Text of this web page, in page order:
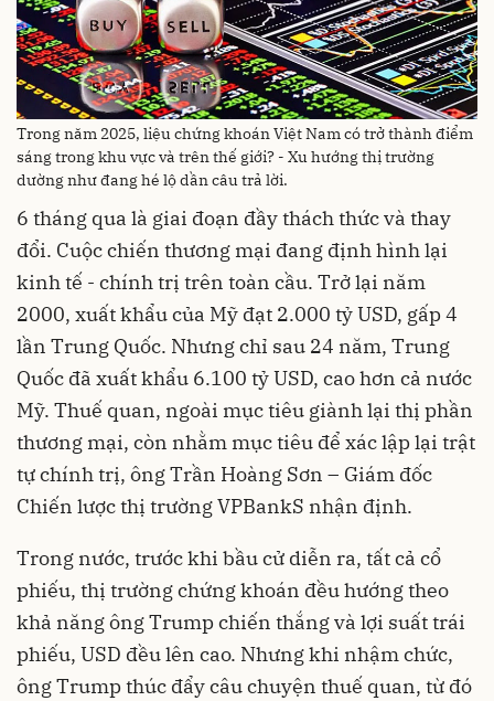
Trong năm 2025, liệu chứng khoán Việt Nam có trở thành điểm
sáng trong khu vực và trên thế giới? - Xu hướng thị trường
dường như đang hé lộ dần câu trả lời.
6 tháng qua là giai đoạn đầy thách thức và thay
đổi. Cuộc chiến thương mại đang định hình lại
kinh tế - chính trị trên toàn cầu. Trở lại năm
2000, xuất khẩu của Mỹ đạt 2.000 tỷ USD, gấp 4
lần Trung Quốc. Nhưng chỉ sau 24 năm, Trung
Quốc đã xuất khẩu 6.100 tỷ USD, cao hơn cả nước
Mỹ. Thuế quan, ngoài mục tiêu giành lại thị phần
thương mại, còn nhằm mục tiêu để xác lập lại trật
tự chính trị, ông Trần Hoàng Sơn – Giám đốc
Chiến lược thị trường VPBankS nhận định.
Trong nước, trước khi bầu cử diễn ra, tất cả cổ
phiếu, thị trường chứng khoán đều hướng theo
khả năng ông Trump chiến thắng và lợi suất trái
phiếu, USD đều lên cao. Nhưng khi nhậm chức,
ông Trump thúc đẩy câu chuyện thuế quan, từ đó